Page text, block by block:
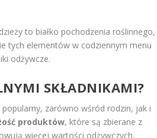
to białko pochodzenia roślinnego,
tych elementów w codziennym menu
odżywcze.
SKŁADNIKAMI?
zarówno wśród rodzin, jak i
produktów, które są zbierane z
więcej wartości odżywczych,